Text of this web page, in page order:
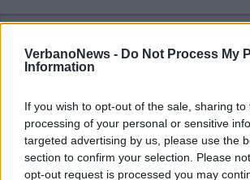
VerbanoNews - Do Not Process My
Information
If you wish to opt-out of the sale, sharing
processing of your personal or sensitive
targeted advertising by us, please use the
section to confirm your selection. Please
opt-out request is processed you may